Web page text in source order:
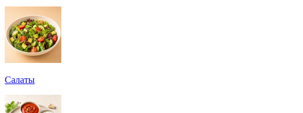
Салаты